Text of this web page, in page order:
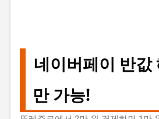
네이버페이 반값
만 가능!